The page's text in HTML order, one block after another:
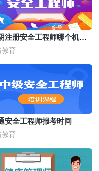
注册安全工程师哪个机构
好
教育
安全工程师报考时间
教育